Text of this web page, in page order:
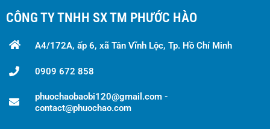
CÔNG TY TNHH SX TM PHƯỚC HÀO
A4/172A, ấp 6, xã Tân Vĩnh Lộc, Tp. Hồ Chí Minh
0909 672 858
phuochaobaobi120@gmail.com -
contact@phuochao.com